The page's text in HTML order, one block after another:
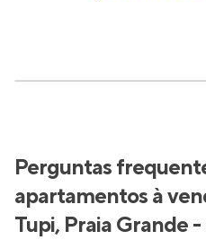
Perguntas
apartamentos à
Tupi, Praia Grande -